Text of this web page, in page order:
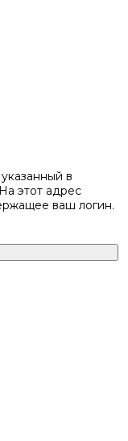
в
этот адрес
ваш логин.